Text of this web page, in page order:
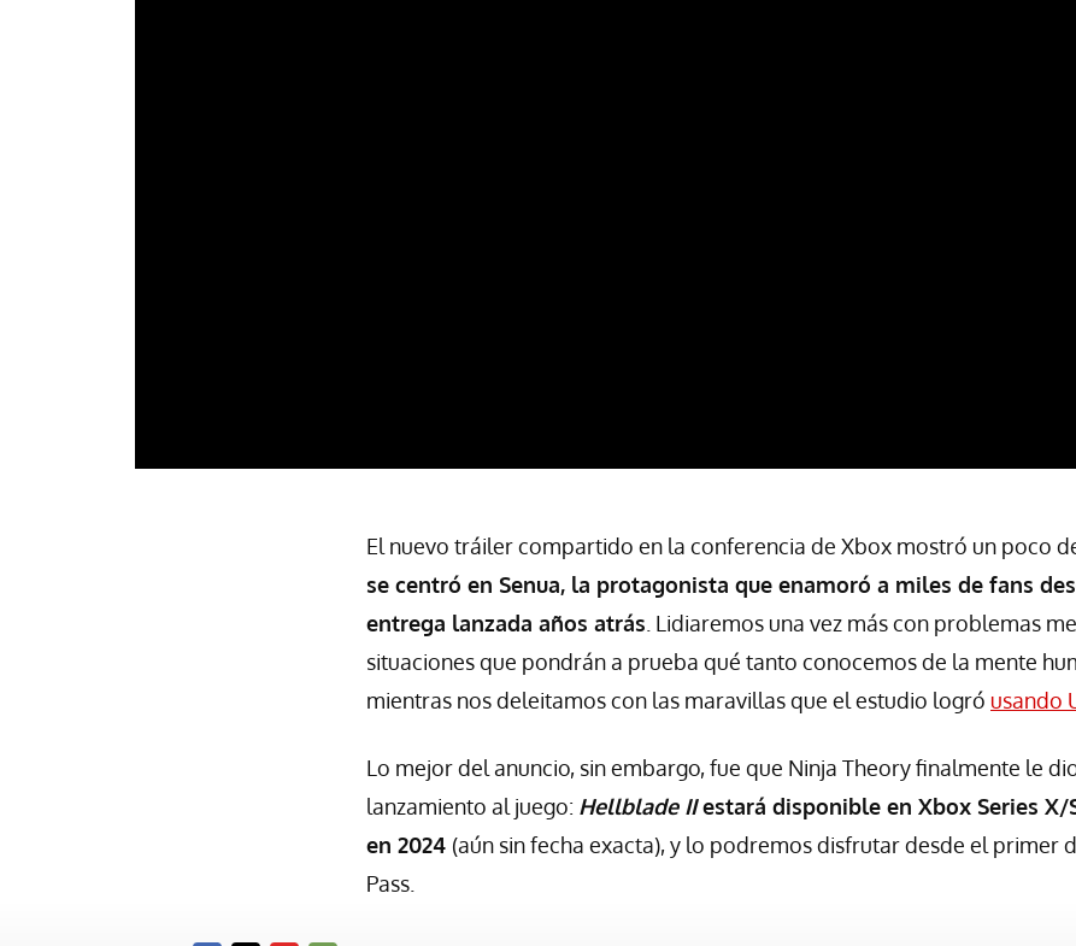
El nuevo tráiler compartido en la conferencia de Xbox mostró un poco
se centró en Senua, la protagonista que enamoró a miles de fans
entrega lanzada años atrás . Lidiaremos una vez más con problemas
situaciones que pondrán a prueba qué tanto conocemos de la mente
mientras nos deleitamos con las maravillas que el estudio logró usando
Lo mejor del anuncio, sin embargo, fue que Ninja Theory finalmente le
lanzamiento al juego: Hellblade IIestará disponible en Xbox Series X/
en 2024 (aún sin fecha exacta), y lo podremos disfrutar desde el primer
Pass.